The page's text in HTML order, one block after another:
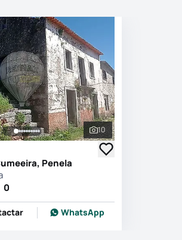
Ver todas as
10
Penela
0
WhatsApp